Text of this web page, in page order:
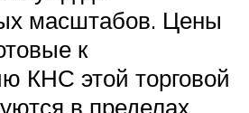
масштабов. Цены
к
КНС этой торговой
в пределах